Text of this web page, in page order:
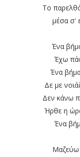
Το
μέσα σ'
Ένα
Έχω
Ένα
Δε με
Δεν κάνω
Ήρθε η
Ένα
Μαζεύω